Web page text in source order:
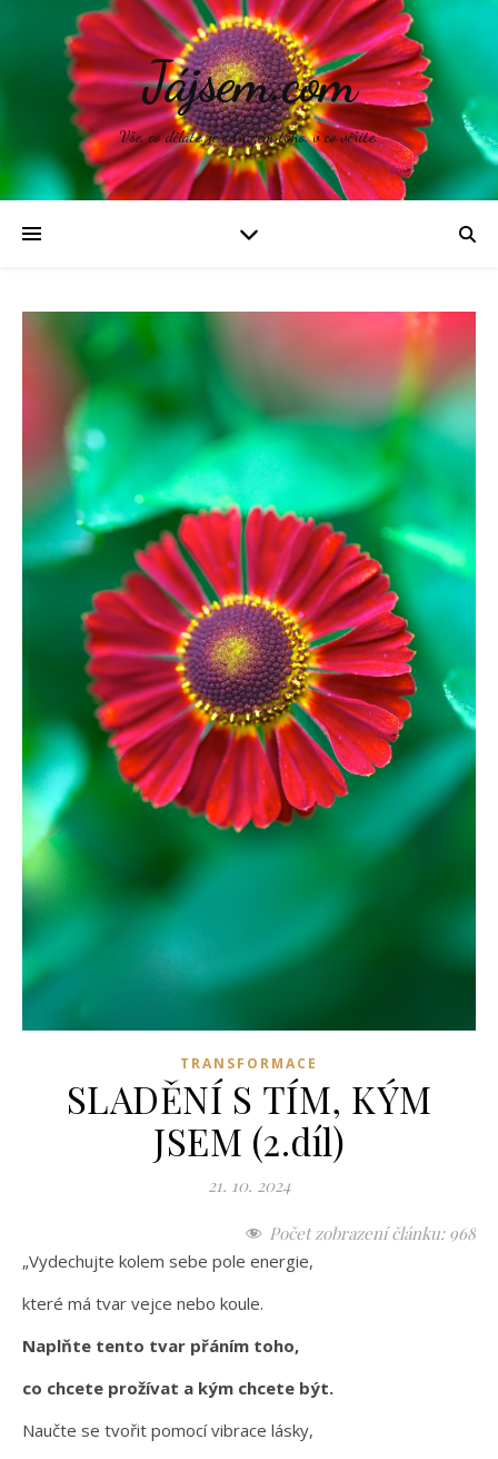
Jájsem.com
Vše, co děláte, je odrazem toho, v co věříte.
TRANSFORMACE
SLADĚNÍ S TÍM, KÝM
JSEM (2.díl)
21. 10. 2024
Počet zobrazení článku: 968
„Vydechujte kolem sebe pole energie,
které má tvar vejce nebo koule.
Naplňte tento tvar přáním toho,
co chcete prožívat a kým chcete být.
Naučte se tvořit pomocí vibrace lásky,